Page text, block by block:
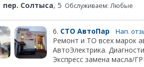
пер. Солтыса, 5 Обслуживаем: Любые
6. СТО АвтоПар Нап.
Ремонт и ТО всех марок
АвтоЭлектрика.
Экспресс замена масла/